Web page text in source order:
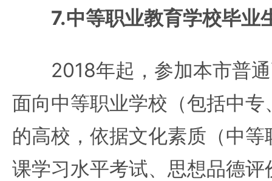
7.中等职业教育学校毕业
2018年起，参加本市普通
面向中等职业学校（包括中
的高校，依据文化素质（中
课学习水平考试、思想品德